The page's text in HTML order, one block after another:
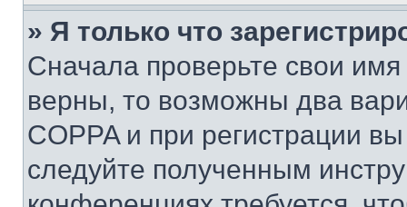
» Я только что
Сначала проверьте свои
верны, то возможны два
COPPA и при регистрации
следуйте полученным